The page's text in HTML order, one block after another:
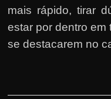
mais rápido, tirar
estar por dentro
se destacarem no